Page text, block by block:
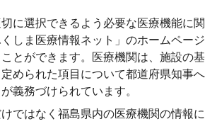
に選択できるよう必要な医療機能に関
しま医療情報ネット」のホームページ
とができます。医療機関は、施設の基
められた項目について都道府県知事へ
義務づけられています。
ではなく福島県内の医療機関の情報に